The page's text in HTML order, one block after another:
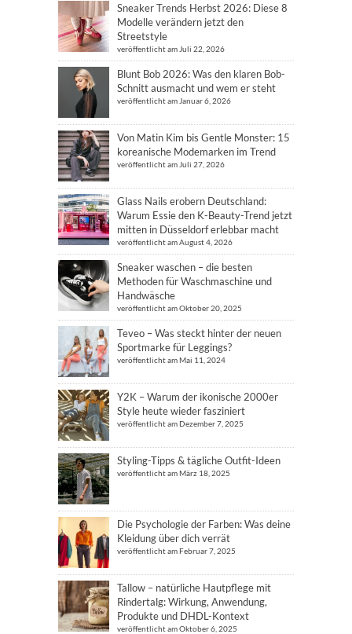
Sneaker Trends Herbst 2026: Diese 8
Modelle verändern jetzt den
Streetstyle
veröffentlicht am Juli 22, 2026
Blunt Bob 2026: Was den klaren Bob-
Schnitt ausmacht und wem er steht
veröffentlicht am Januar 6, 2026
Von Matin Kim bis Gentle Monster: 15
koreanische Modemarken im Trend
veröffentlicht am Juli 27, 2026
Glass Nails erobern Deutschland:
Warum Essie den K-Beauty-Trend jetzt
mitten in Düsseldorf erlebbar macht
veröffentlicht am August 4, 2026
Sneaker waschen – die besten
Methoden für Waschmaschine und
Handwäsche
veröffentlicht am Oktober 20, 2025
Teveo – Was steckt hinter der neuen
Sportmarke für Leggings?
veröffentlicht am Mai 11, 2024
Y2K – Warum der ikonische 2000er
Style heute wieder fasziniert
veröffentlicht am Dezember 7, 2025
Styling-Tipps & tägliche Outfit-Ideen
veröffentlicht am März 18, 2025
Die Psychologie der Farben: Was deine
Kleidung über dich verrät
veröffentlicht am Februar 7, 2025
Tallow – natürliche Hautpflege mit
Rindertalg: Wirkung, Anwendung,
Produkte und DHDL-Kontext
veröffentlicht am Oktober 6, 2025